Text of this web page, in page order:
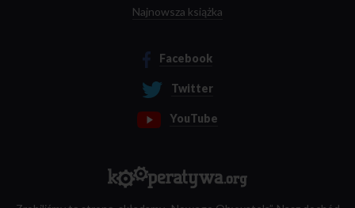
Najnowsza książka
Facebook
Twitter
YouTube